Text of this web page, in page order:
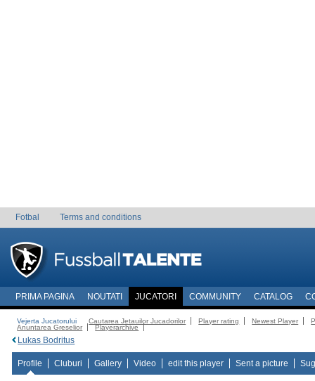
Fotbal Terms and conditions
PRIMA PAGINA NOUTATI JUCATORI COMMUNITY CATALOG
Vejerta Jucatorului Cautarea Jetauilor Jucadorilor Player rating Newest Player
Anuntarea Greselior
Playerarchive
Lukas Bodritus
Profile Cluburi Gallery Video edit this player Sent a picture